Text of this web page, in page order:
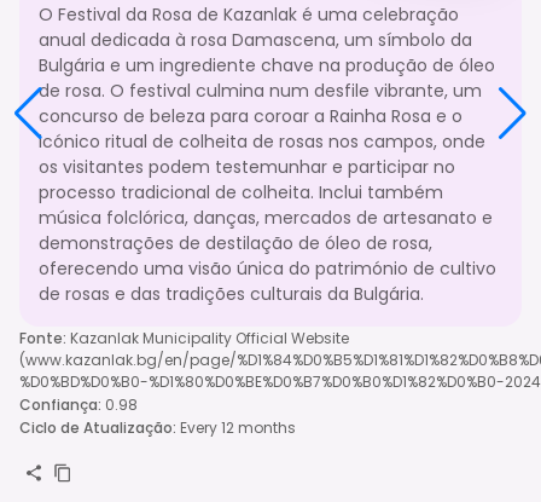
O Festival da Rosa de Kazanlak é uma celebração
anual dedicada à rosa Damascena, um símbolo da
Bulgária e um ingrediente chave na produção de óleo
de rosa. O festival culmina num desfile vibrante, um
concurso de beleza para coroar a Rainha Rosa e o
icónico ritual de colheita de rosas nos campos, onde
os visitantes podem testemunhar e participar no
processo tradicional de colheita. Inclui também
música folclórica, danças, mercados de artesanato e
demonstrações de destilação de óleo de rosa,
oferecendo uma visão única do património de cultivo
de rosas e das tradições culturais da Bulgária.
Fonte: Kazanlak Municipality Official Website
(www.kazanlak.bg/en/page/
%D0%BD%D0%B0-%D1%80%D0%BE%D0%B7%D0%B0%D1%82%D0%B0-
Confiança: 0.98
Ciclo de Atualização: Every 12 months